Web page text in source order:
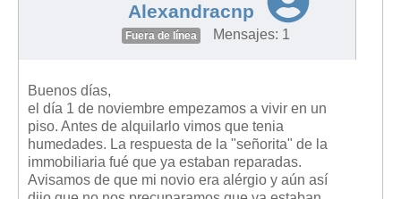
Requerimientos y comunicaciones
Legislación sobre la Comunidad de Propietarios
Legislación sobre Adquisición de Vivienda en Propiedad
Legislación de interés práctico
Diccionario
Alexandracnp
Fuera de línea Mensajes: 1
Buenos días,
el día 1 de noviembre empezamos a vivir en un
piso. Antes de alquilarlo vimos que tenia
humedades. La respuesta de la "señorita" de la
immobiliaria fué que ya estaban reparadas.
Avisamos de que mi novio era alérgio y aún así